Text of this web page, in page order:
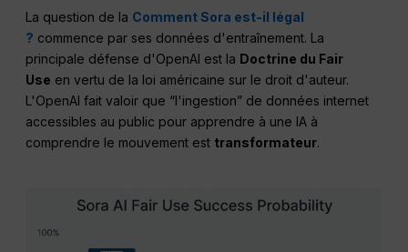
La question de la Comment Sora est-il légal
? commence par ses données d'entraînement. La
principale défense d'OpenAI est la Doctrine du Fair
Use en vertu de la loi américaine sur le droit d'auteur.
L'OpenAI fait valoir que “l'ingestion” de données internet
accessibles au public pour apprendre à une IA à
comprendre le mouvement est transformateur.